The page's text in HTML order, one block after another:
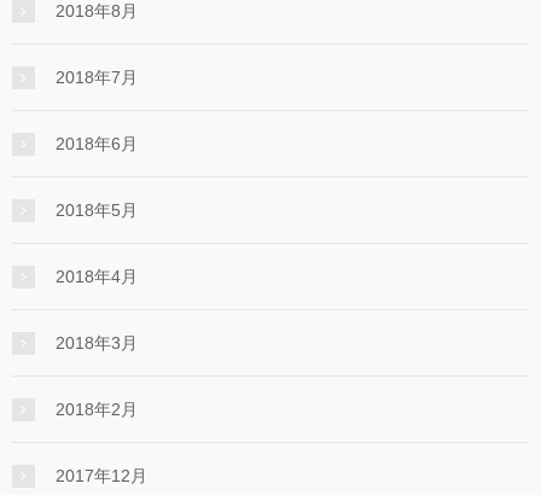
2018年8月
2018年7月
2018年6月
2018年5月
2018年4月
2018年3月
2018年2月
2017年12月